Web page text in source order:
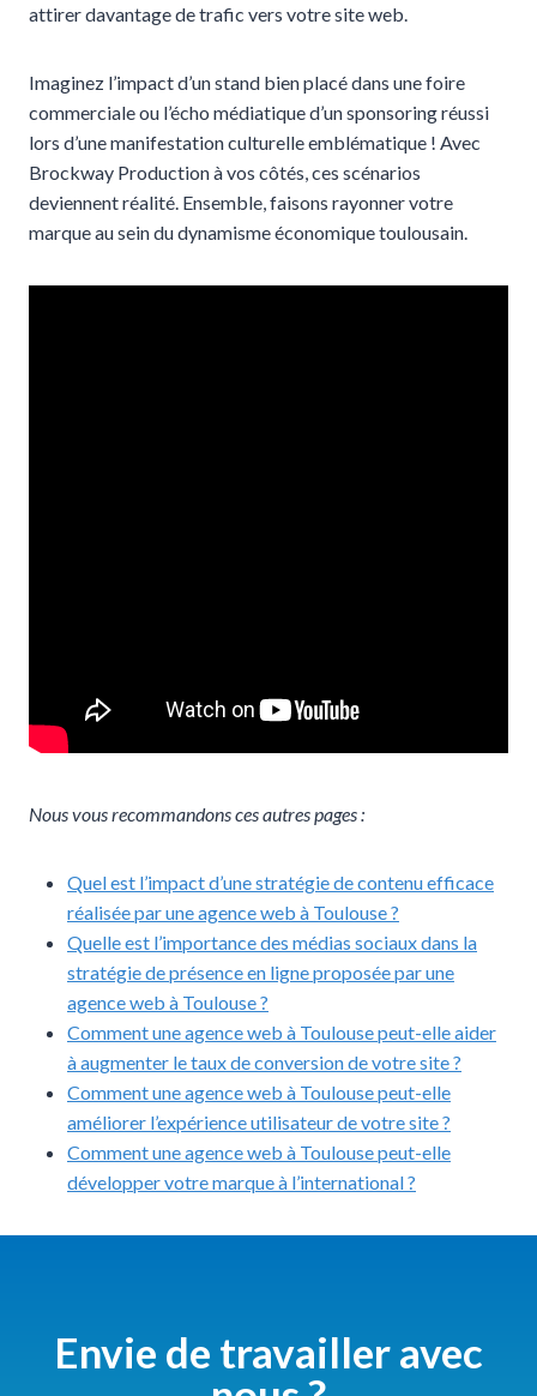
attirer davantage de trafic vers votre site web.
Imaginez l’impact d’un stand bien placé dans une foire
commerciale ou l’écho médiatique d’un sponsoring réussi
lors d’une manifestation culturelle emblématique ! Avec
Brockway Production à vos côtés, ces scénarios
deviennent réalité. Ensemble, faisons rayonner votre
marque au sein du dynamisme économique toulousain.
Nous vous recommandons ces autres pages :
Quel est l’impact d’une stratégie de contenu efficace
réalisée par une agence web à Toulouse ?
Quelle est l’importance des médias sociaux dans la
stratégie de présence en ligne proposée par une
agence web à Toulouse ?
Comment une agence web à Toulouse peut-elle aider
à augmenter le taux de conversion de votre site ?
Comment une agence web à Toulouse peut-elle
améliorer l’expérience utilisateur de votre site ?
Comment une agence web à Toulouse peut-elle
développer votre marque à l’international ?
Envie de travailler avec